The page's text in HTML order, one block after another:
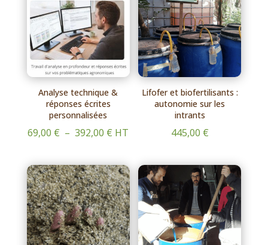
297,00 €
Analyse technique &
réponses écrites
personnalisées
69,00 € – 392,00 € Plage
prix :
69,00 €
à
392,00 €
HT
Lifofer et biofertilisants :
autonomie sur les
intrants
445,00 €